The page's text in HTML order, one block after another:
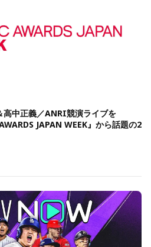
高中正義／ANRI競演ライブを
JAPAN WEEK』から話題の2